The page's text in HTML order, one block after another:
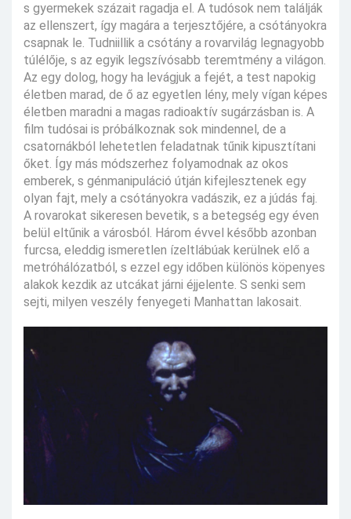
s gyermekek százait ragadja el. A tudósok nem találják
az ellenszert, így magára a terjesztőjére, a csótányokra
csapnak le. Tudniillik a csótány a rovarvilág legnagyobb
túlélője, s az egyik legszívósabb teremtmény a világon.
Az egy dolog, hogy ha levágjuk a fejét, a test napokig
életben marad, de ő az egyetlen lény, mely vígan képes
életben maradni a magas radioaktív sugárzásban is. A
film tudósai is próbálkoznak sok mindennel, de a
csatornákból lehetetlen feladatnak tűnik kipusztítani
őket. Így más módszerhez folyamodnak az okos
emberek, s génmanipuláció útján kifejlesztenek egy
olyan fajt, mely a csótányokra vadászik, ez a júdás faj.
A rovarokat sikeresen bevetik, s a betegség egy éven
belül eltűnik a városból. Három évvel később azonban
furcsa, eleddig ismeretlen ízeltlábúak kerülnek elő a
metróhálózatból, s ezzel egy időben különös köpenyes
alakok kezdik az utcákat járni éjjelente. S senki sem
sejti, milyen veszély fenyegeti Manhattan lakosait.